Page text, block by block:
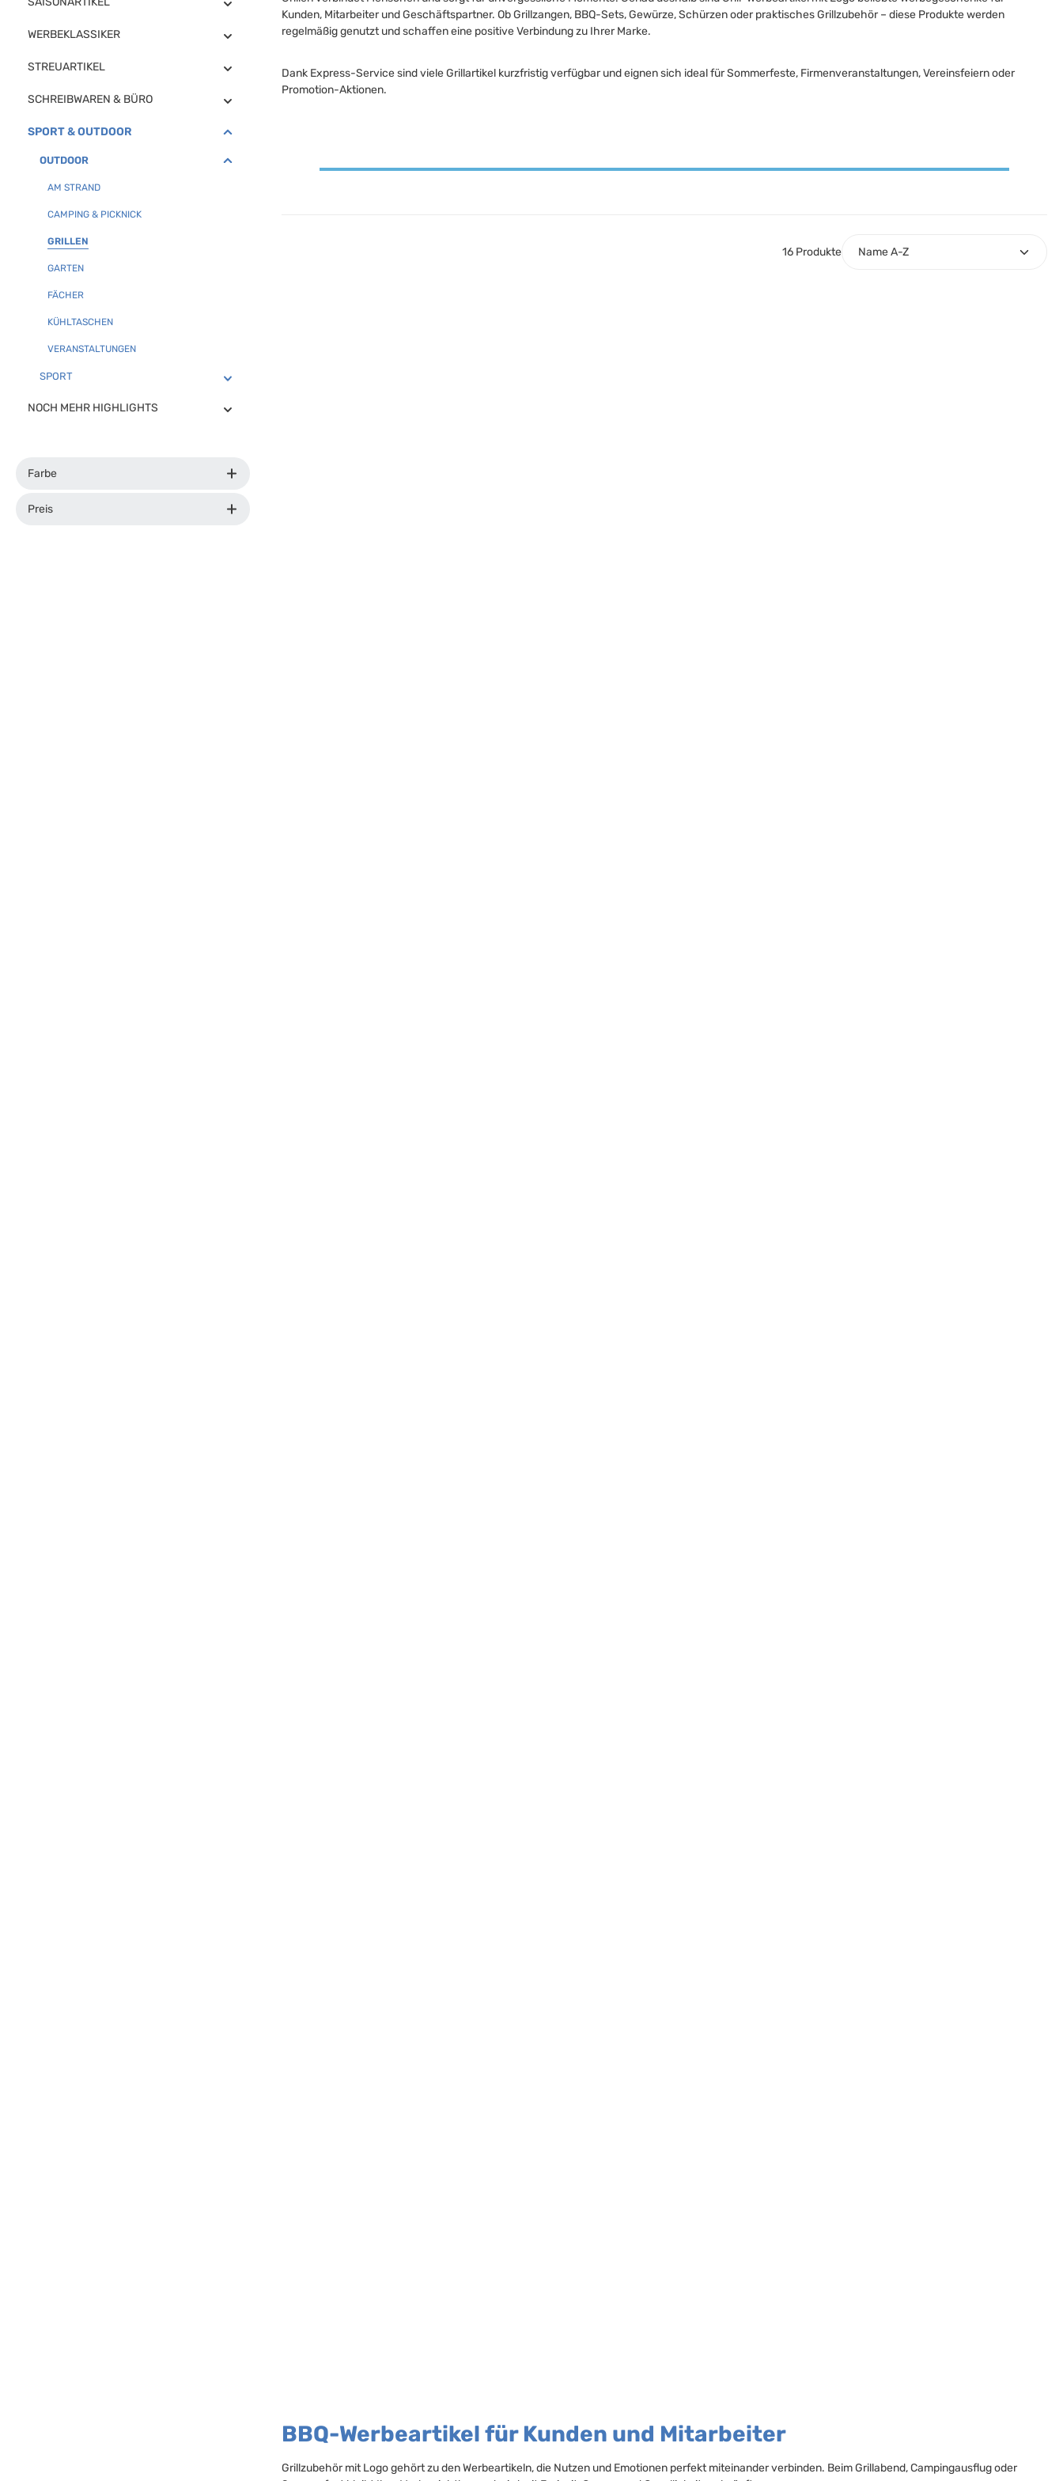
WERBEKLASSIKER
STREUARTIKEL
SCHREIBWAREN & BÜRO
SPORT & OUTDOOR
OUTDOOR
AM STRAND
CAMPING & PICKNICK
GRILLEN
GARTEN
FÄCHER
KÜHLTASCHEN
VERANSTALTUNGEN
SPORT
NOCH MEHR HIGHLIGHTS
Farbe
Preis
Kunden, Mitarbeiter und Geschäftspartner. Ob Grillzangen, BBQ-Sets, Gewürze, Schürzen oder praktisches Grillzubehör – diese Produkte werden
regelmäßig genutzt und schaffen eine positive Verbindung zu Ihrer Marke.
Dank Express-Service sind viele Grillartikel kurzfristig verfügbar und eignen sich ideal für Sommerfeste, Firmenveranstaltungen, Vereinsfeiern oder
Promotion-Aktionen.
16 Produkte
BBQ-Werbeartikel für Kunden und Mitarbeiter
Grillzubehör mit Logo gehört zu den Werbeartikeln, die Nutzen und Emotionen perfekt miteinander verbinden. Beim Grillabend, Campingausflug oder